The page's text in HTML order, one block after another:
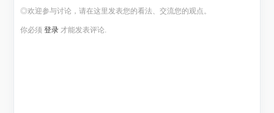
◎欢迎参与讨论，请在这里发表您的看法、交流您的观点。
你必须登录 才能发表评论.